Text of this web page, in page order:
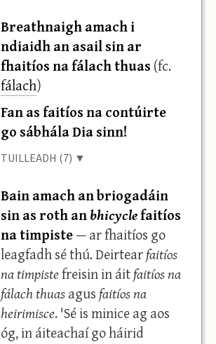
Breathnaigh amach i
ndiaidh an asail sin ar
fhaitíos na fálach thuas (fc.
fálach)
Fan as faitíos na contúirte
go sábhála Dia sinn!
TUILLEADH (7) ▼
Bain amach an briogadáin
sin as roth anbhicyclefaitíos
na timpiste— ar fhaitíos go
leagfadh sé thú. Deirtearfaitíos
na timpistefreisin in áitfaitíos na
fálach thuasagusfaitíos na
heirimisce. 'Sé is minice ag aos
óg, in áiteachaí go háirid